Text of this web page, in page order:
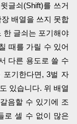
글쇠(Shift)를 쓰거
배열을 쓰지 못합
한 글쇠는 포기해야
때를 가릴 수 있어
다른 용도로 쓸 수
포기한다면, 3벌 자
있습니다. 위 배열
음할 수 있기에 조
로 셀 수 없이 많은